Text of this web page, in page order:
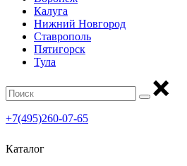
Калуга
Нижний Новгород
Ставрополь
Пятигорск
Тула
+7(495)260-07-65
Каталог